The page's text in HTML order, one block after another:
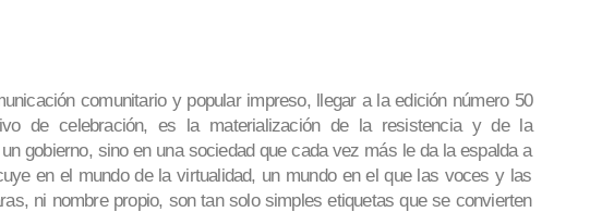
comunitario y popular impreso, llegar a la edición número 50
de celebración, es la materialización de la resistencia y de la
gobierno, sino en una sociedad que cada vez más le da la espalda a
en el mundo de la virtualidad, un mundo en el que las voces y las
ni nombre propio, son tan solo simples etiquetas que se convierten